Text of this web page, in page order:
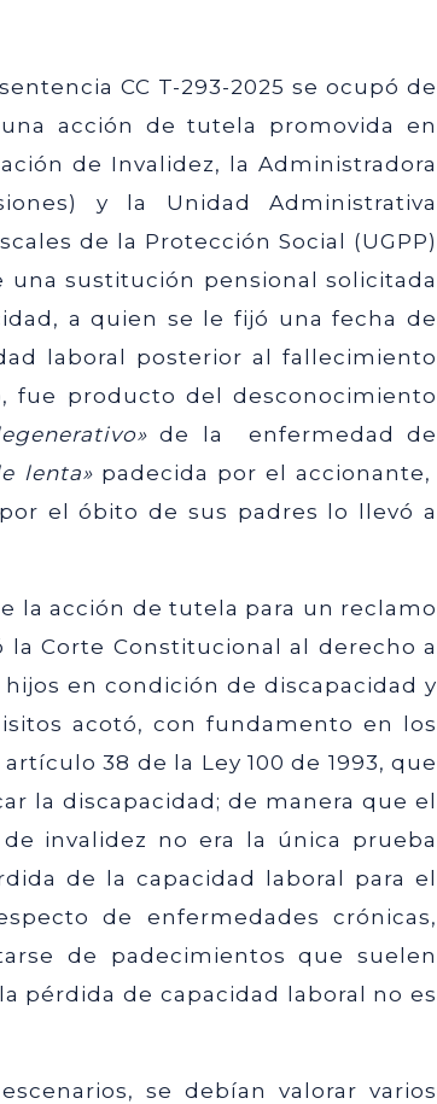
CC T-293-2025 se ocupó de
acción de tutela promovida en
de Invalidez, la Administradora
y la Unidad Administrativa
de la Protección Social (UGPP)
sustitución pensional solicitada
a quien se le fijó una fecha de
laboral posterior al fallecimiento
fue producto del desconocimiento
de la enfermedad de
lenta»padecida por el accionante,
el óbito de sus padres lo llevó a
la acción de tutela para un reclamo
Corte Constitucional al derecho a
en condición de discapacidad y
acotó, con fundamento en los
38 de la Ley 100 de 1993, que
la discapacidad; de manera que el
invalidez no era la única prueba
de la capacidad laboral para el
de enfermedades crónicas,
de padecimientos que suelen
pérdida de capacidad laboral no es
se debían valorar varios